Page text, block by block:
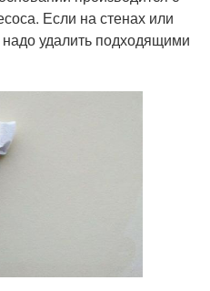
Если на стенах или
надо удалить подходящими